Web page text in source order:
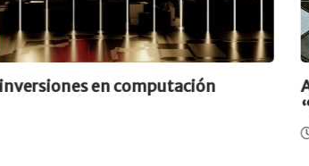
IA Y CIBERSEGURIDAD
Advierten sobre el problema de la